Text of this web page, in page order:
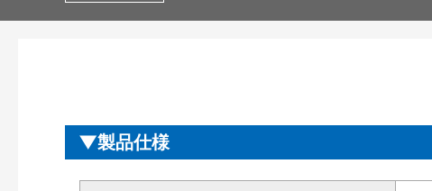
製品仕様